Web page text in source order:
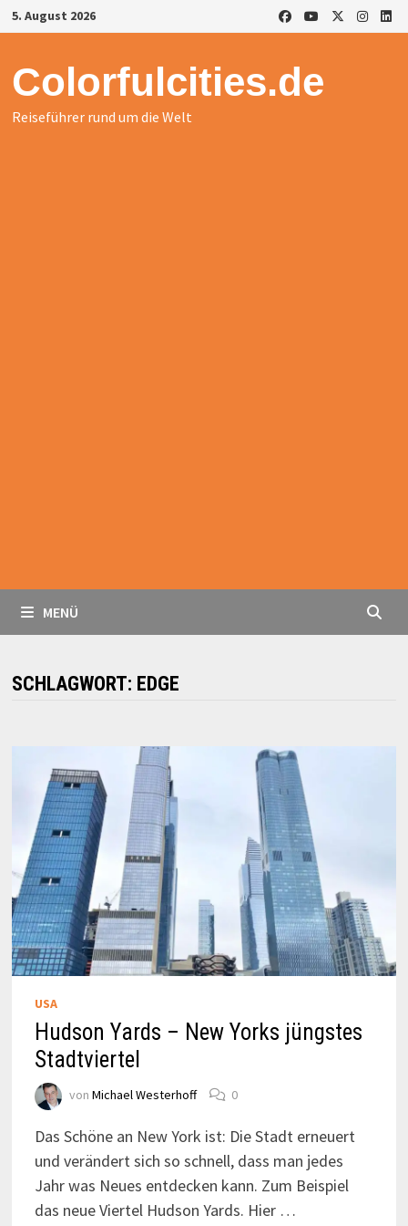
Zurück
zum
5. August 2026
Colorfulcities.de
Reiseführer rund um die Welt
MENÜ
SCHLAGWORT: EDGE
USA
Hudson Yards – New Yorks jüngstes
Stadtviertel
von Michael Westerhoff 0
Das Schöne an New York ist: Die Stadt erneuert
und verändert sich so schnell, dass man jedes
Jahr was Neues entdecken kann. Zum Beispiel
das neue Viertel Hudson Yards. Hier …